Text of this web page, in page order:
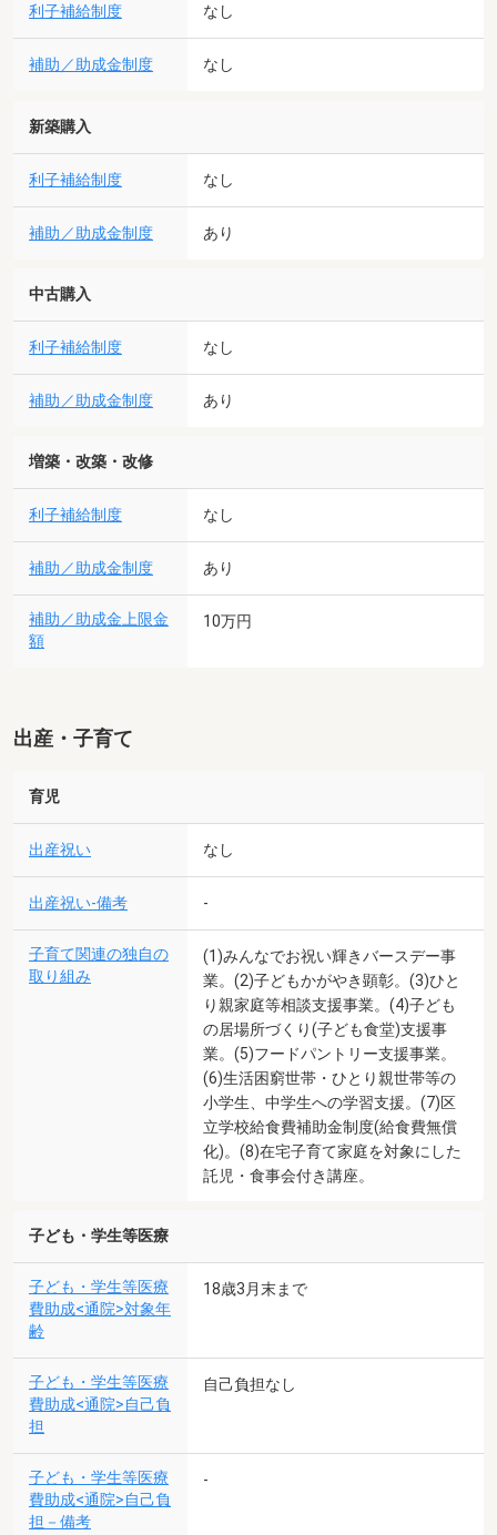
利子補給制度 なし
補助／助成金制度 なし
新築購入
利子補給制度 なし
補助／助成金制度 あり
中古購入
利子補給制度 なし
補助／助成金制度 あり
増築・改築・改修
利子補給制度 なし
補助／助成金制度 あり
補助／助成金上限金
額
10万円
出産・子育て
育児
出産祝い なし
出産祝い-備考 -
子育て関連の独自の
取り組み
(1)みんなでお祝い輝きバースデー事
業。(2)子どもかがやき顕彰。(3)ひと
り親家庭等相談支援事業。(4)子ども
の居場所づくり(子ども食堂)支援事
業。(5)フードパントリー支援事業。
(6)生活困窮世帯・ひとり親世帯等の
小学生、中学生への学習支援。(7)区
立学校給食費補助金制度(給食費無償
化)。(8)在宅子育て家庭を対象にした
託児・食事会付き講座。
子ども・学生等医療
子ども・学生等医療
費助成<通院>対象年
齢
18歳3月末まで
子ども・学生等医療
費助成<通院>自己負
担
自己負担なし
子ども・学生等医療
費助成<通院>自己負
担－備考
-